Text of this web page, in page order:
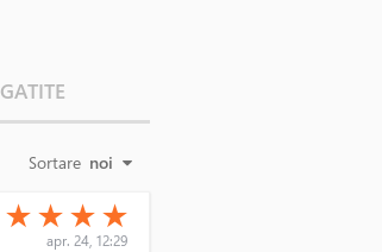
GATITE
Sortare noi
(*)
★ (*)
★ (*)
★ (*)
★
apr. 24, 12:29